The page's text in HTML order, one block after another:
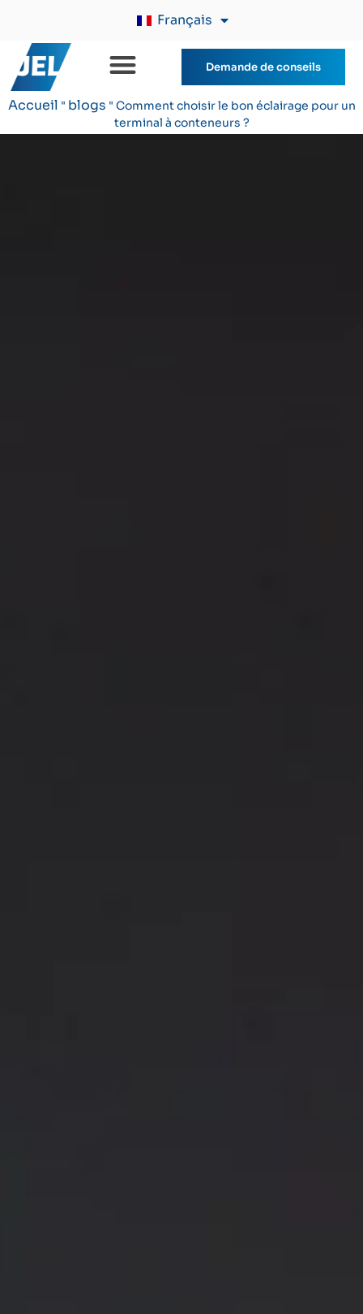
Français
Demande de conseils
Accueil " blogs " Comment choisir le bon éclairage pour un
terminal à conteneurs ?